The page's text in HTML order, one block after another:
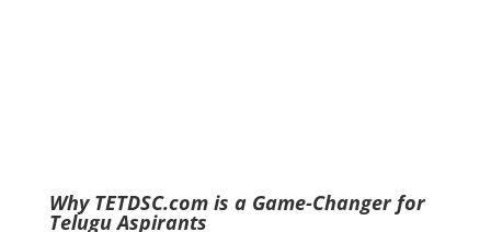
Why TETDSC.com is a Game-Changer for
Telugu Aspirants